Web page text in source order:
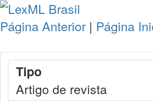
Página Anterior | Página
Tipo
Artigo de revista